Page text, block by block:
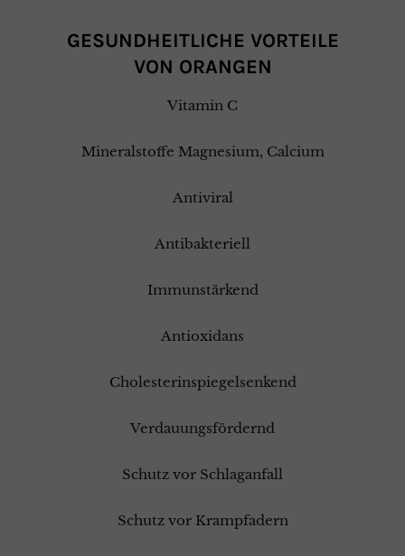
GESUNDHEITLICHE VORTEILE
VON ORANGEN
Vitamin C
Mineralstoffe Magnesium, Calcium
Antiviral
Antibakteriell
Immunstärkend
Antioxidans
Cholesterinspiegelsenkend
Verdauungsfördernd
Schutz vor Schlaganfall
Schutz vor Krampfadern